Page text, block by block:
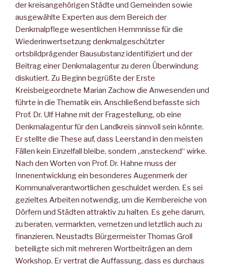
der kreisangehörigen Städte und Gemeinden sowie
ausgewählte Experten aus dem Bereich der
Denkmalpflege wesentlichen Hemmnisse für die
Wiederinwertsetzung denkmalgeschützter
ortsbildprägender Bausubstanz identifiziert und der
Beitrag einer Denkmalagentur zu deren Überwindung
diskutiert. Zu Beginn begrüßte der Erste
Kreisbeigeordnete Marian Zachow die Anwesenden und
führte in die Thematik ein. Anschließend befasste sich
Prof. Dr. Ulf Hahne mit der Fragestellung, ob eine
Denkmalagentur für den Landkreis sinnvoll sein könnte.
Er stellte die These auf, dass Leerstand in den meisten
Fällen kein Einzelfall bleibe, sondern „ansteckend“ wirke.
Nach den Worten von Prof. Dr. Hahne muss der
Innenentwicklung ein besonderes Augenmerk der
Kommunalverantwortlichen geschuldet werden. Es sei
gezieltes Arbeiten notwendig, um die Kernbereiche von
Dörfern und Städten attraktiv zu halten. Es gehe darum,
zu beraten, vermarkten, vernetzen und letztlich auch zu
finanzieren. Neustadts Bürgermeister Thomas Groll
beteiligte sich mit mehreren Wortbeiträgen an dem
Workshop. Er vertrat die Auffassung, dass es durchaus